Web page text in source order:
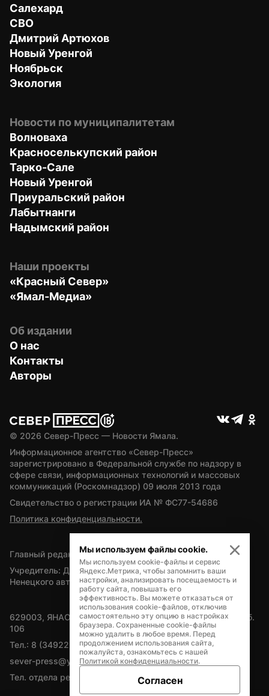
Салехард
СВО
Дмитрий Артюхов
Новый Уренгой
Ноябрьск
Экология
Новости по муниципалитетам
Волноваха
Красноселькупский район
Тарко-Сале
Новый Уренгой
Приуральский район
Лабытнанги
Надымский район
Наши проекты
«Красный Север»
«Ямал-Медиа»
Об издании
О нас
Контакты
Авторы
© 2026 Север-Пресс — Новости Ямала.
Информационное агентство «Север-Пресс»
зарегистрировано в Федеральной службе по надзору в
сфере связи, информационных технологий и массовых
коммуникаций (Роскомнадзор) 09 июля 2013 года
Свидетельство о регистрации ИА № ФС77-54686
Политика конфиденциальности.
Главный редактор — А.Л. Поздеев
Учредитель: Департамент внутренней политики Ямало-
Ненецкого автономного округа
629003, ЯНАО, Салехард, мкр. Богдана Кнунянца, д.1, каб.
106
Тел.: 8 (34922) 71262
sever-press@yamal-media.ru
Тел. отдела рекламы: 8 (34922) 42728
Мы используем файлы cookie.
Мы используем cookie-файлы и сервис
Яндекс.Метрика, чтобы запомнить ваши
настройки, анализировать посещаемость и
работу сайта, повышать его
эффективность. Вы можете отказаться от
использования cookie-файлов, отключив
самостоятельно эту опцию в настройках
браузера. Сохраненные cookie-файлы
можно удалить в любое время. Перед
продолжением использования сайта,
пожалуйста, ознакомьтесь с нашей
Политикой конфиденциальности.
Согласен